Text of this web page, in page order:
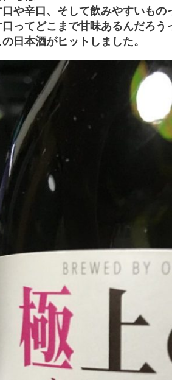
口や辛口、そして飲みやすいもの
ってどこまで甘味あるんだろう
日本酒がヒットしました。